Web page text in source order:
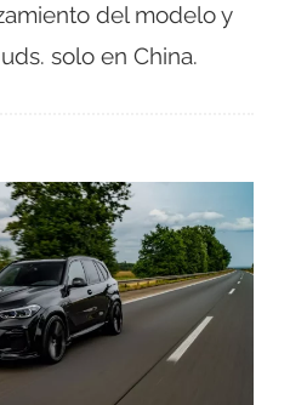
del modelo y
solo en China.